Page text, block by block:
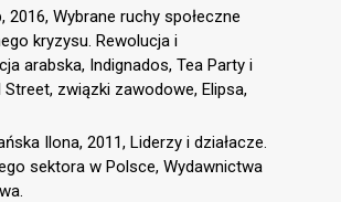
2016, Wybrane ruchy społeczne
kryzysu. Rewolucja i
arabska, Indignados, Tea Party i
Street, związki zawodowe, Elipsa,
Ilona, 2011, Liderzy i działacze.
sektora w Polsce, Wydawnictwa